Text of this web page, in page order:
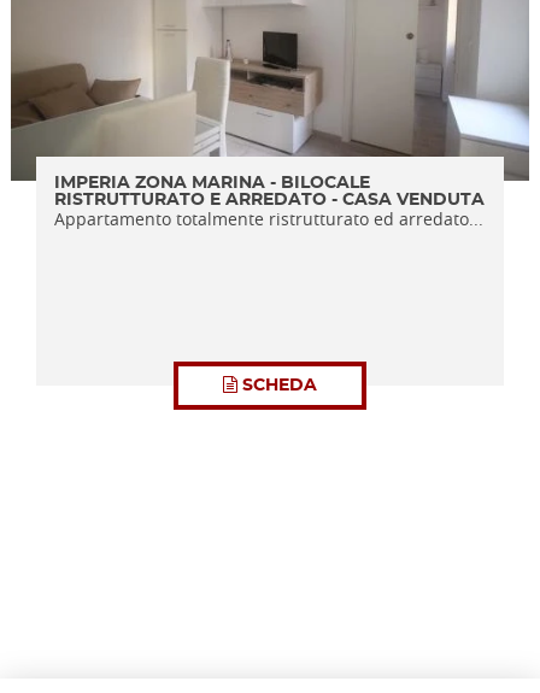
IMPERIA ZONA MARINA - BILOCALE
RISTRUTTURATO E ARREDATO - CASA VENDUTA
Appartamento totalmente ristrutturato ed arredato...
SCHEDA